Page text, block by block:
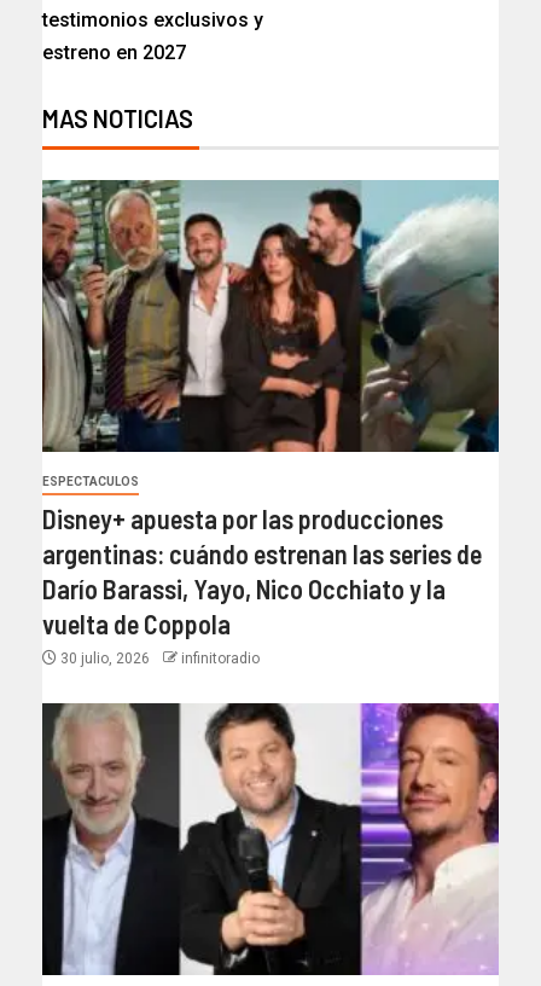
testimonios exclusivos y
estreno en 2027
MAS NOTICIAS
ESPECTACULOS
Disney+ apuesta por las producciones
argentinas: cuándo estrenan las series de
Darío Barassi, Yayo, Nico Occhiato y la
vuelta de Coppola
30 julio, 2026 infinitoradio